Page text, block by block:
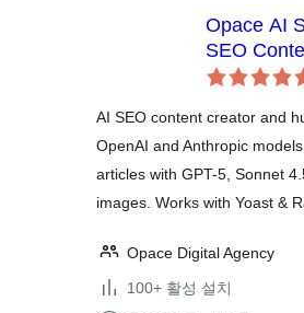
Opace AI
SEO
&
AI SEO content creator and
OpenAI and Anthropic
articles with GPT-5, Sonnet
images. Works with Yoast &
Opace Digital Agency
100+ 활성 설치